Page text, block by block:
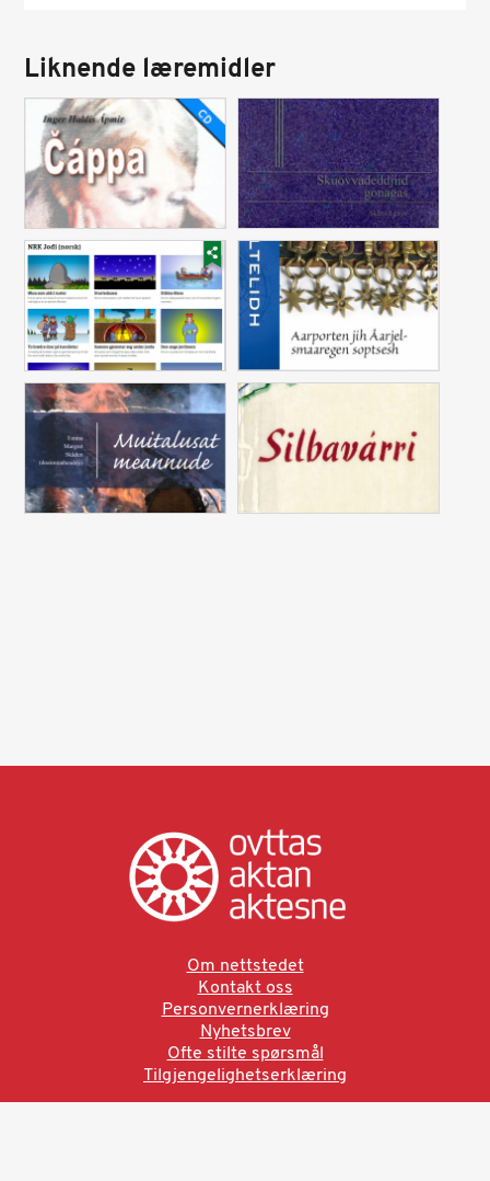
Liknende læremidler
Om nettstedet
Kontakt oss
Personvernerklæring
Nyhetsbrev
Ofte stilte spørsmål
Tilgjengelighetserklæring